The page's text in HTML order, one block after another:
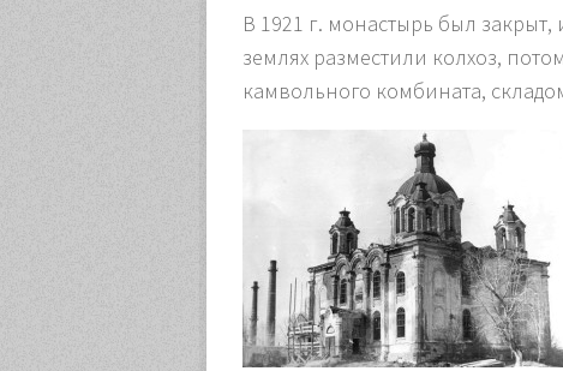
В 1921 г. монастырь был
землях разместили колхоз,
камвольного комбината,